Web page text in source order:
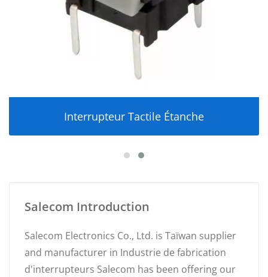
Interrupteur Tactile Étanche
Salecom Introduction
Salecom Electronics Co., Ltd. is Taïwan supplier
and manufacturer in Industrie de fabrication
d'interrupteurs Salecom has been offering our